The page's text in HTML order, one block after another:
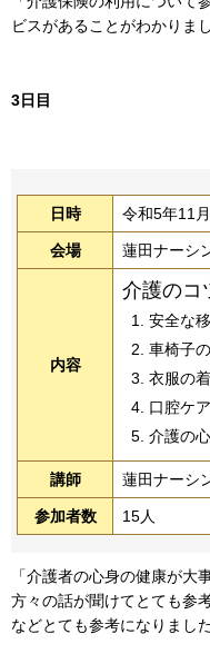
ビスがあることがわかりま
3日目
日時 令和5年11
会場 蓮田ナーシ
内容
介護のコ
安全な
車椅子
衣服の
口腔ケ
介護の
講師 蓮田ナーシ
参加者数 15人
「介護者の心身の健康が大
方々の話が聞けてとても参
などとても参考になりまし